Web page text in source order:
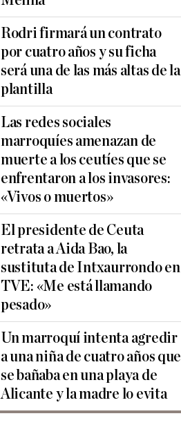
Rodri firmará un contrato
por cuatro años y su ficha
será una de las más altas de la
plantilla
Las redes sociales
marroquíes amenazan de
muerte a los ceutíes que se
enfrentaron a los invasores:
«Vivos o muertos»
El presidente de Ceuta
retrata a Aida Bao, la
sustituta de Intxaurrondo en
TVE: «Me está llamando
pesado»
Un marroquí intenta agredir
a una niña de cuatro años que
se bañaba en una playa de
Alicante y la madre lo evita